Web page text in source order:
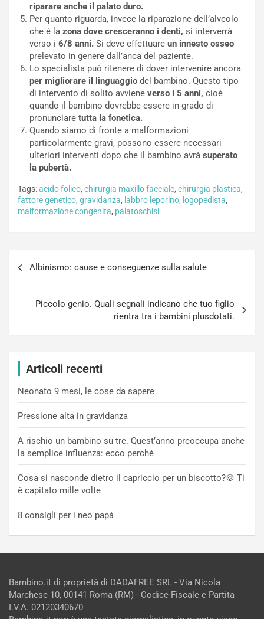
riparare anche il palato duro.
Per quanto riguarda, invece la riparazione dell’alveolo
che è la zona dove cresceranno i denti, si interverrà
verso i 6/8 anni. Si deve effettuare un innesto osseo
prelevato in genere dall’anca del paziente.
Lo specialista può ritenere di dover intervenire ancora
per migliorare il linguaggio del bambino. Questo tipo
di intervento di solito avviene verso i 5 anni, cioè
quando il bambino dovrebbe essere in grado di
pronunciare tutta la fonetica.
Quando siamo di fronte a malformazioni
particolarmente gravi, possono essere necessari
ulteriori interventi dopo che il bambino avrà superato
la pubertà.
Tags:acido folico, chirurgia maxillo facciale, chirurgia plastica,
fattore genetico, gravidanza, labbro leporino, logopedista,
malformazione congenita, palatoschisi
Albinismo: cause e conseguenze sulla salute
Piccolo genio. Quali segnali indicano che tuo figlio
rientra tra i bambini plusdotati.
Articoli recenti
Neonato 9 mesi, le cose da sapere
Pressione alta in gravidanza
A rischio un bambino su tre. Quest’anno preoccupa anche
la semplice influenza: ecco perché
Cosa si nasconde dietro il capriccio per un biscotto?🍪 Ti
è capitato mille volte
8 consigli per i neo papà
Bambino.it di proprietà di DADAFREE SRL - Via Nicola
Marchese 10, 00141 Roma (RM) - Codice Fiscale e Partita
I.V.A. 02120340670